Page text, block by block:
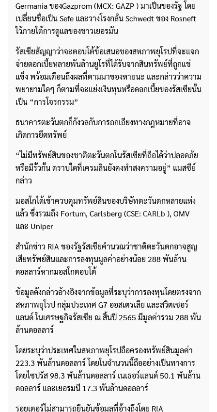
Germania ของGazprom (MCX: GAZP ) มาเป็นของรัฐ โดย
เปลี่ยนชื่อเป็น Sefe และวางโรงกลั่น Schwedt ของ Rosneft
ไว้ภายใต้การดูแลของชาวเยอรมัน
รัสเซียสัญญาว่าจะตอบโต้ข้อเสนอของสหภาพยุโรปที่จะแจก
จ่ายดอกเบี้ยหลายพันล้านยูโรที่ได้รับจากสินทรัพย์ที่ถูกแช่
แข็ง พร้อมเตือนถึงผลที่ตามมาของหายนะ และกล่าวว่าความ
พยายามใดๆ ก็ตามที่จะแย่งเงินทุนหรือดอกเบี้ยของรัสเซียนั้น
เป็น “การโจรกรรม”
ธนาคารตะวันตกก็กังวลกับการถกเถียงทางกฎหมายที่อาจ
เกิดการยึดทรัพย์
“ไม่มีทรัพย์สินของชาติตะวันตกในรัสเซียที่ถือได้ว่าปลอดภัย
หรือมีรั้วกั้น ตราบใดที่เครมลินยังคงทำสงครามอยู่” แมสซีย์
กล่าว
มอสโกได้เข้าควบคุมทรัพย์สินของบริษัทตะวันตกหลายแห่ง
แล้ว ซึ่งรวมถึง Fortum, Carlsberg (CSE: CARLb ), OMV
และ Uniper
สำนักข่าว RIA ของรัฐรัสเซียคำนวณว่าชาติตะวันตกอาจสูญ
เสียทรัพย์สินและการลงทุนมูลค่าอย่างน้อย 288 พันล้าน
ดอลลาร์หากมอสโกตอบโต้
ข้อมูลดังกล่าวอ้างอิงจากข้อมูลที่ระบุว่าการลงทุนโดยตรงจาก
สหภาพยุโรป กลุ่มประเทศ G7 ออสเตรเลีย และสวิตเซอร์
แลนด์ ในเศรษฐกิจรัสเซีย ณ สิ้นปี 2565 มีมูลค่ารวม 288 พัน
ล้านดอลลาร์
โดยระบุว่าประเทศในสหภาพยุโรปถือครองทรัพย์สินมูลค่า
223.3 พันล้านดอลลาร์ โดยในจำนวนนี้ถืออย่างเป็นทางการ
โดยไซปรัส 98.3 พันล้านดอลลาร์ เนเธอร์แลนด์ 50.1 พันล้าน
ดอลลาร์ และเยอรมนี 17.3 พันล้านดอลลาร์
รอยเตอร์ไม่สามารถยืนยันข้อมูลที่อ้างถึงโดย RIA